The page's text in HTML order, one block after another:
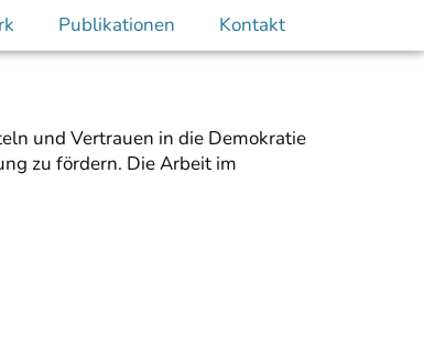
Publikationen Kontakt
und Vertrauen in die Demokratie
zu fördern. Die Arbeit im